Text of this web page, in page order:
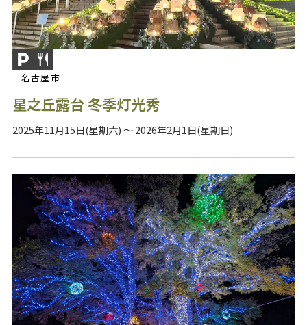
名古屋市
星之丘露台 冬季灯光秀
2025年11月15日(星期六) ～ 2026年2月1日(星期日)